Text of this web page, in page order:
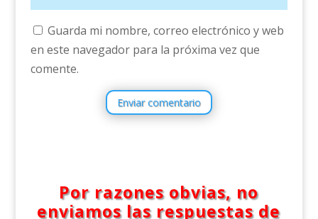
Guarda mi nombre, correo electrónico y web
en este navegador para la próxima vez que
comente.
Enviar comentario
Por razones obvias, no
enviamos las respuestas de